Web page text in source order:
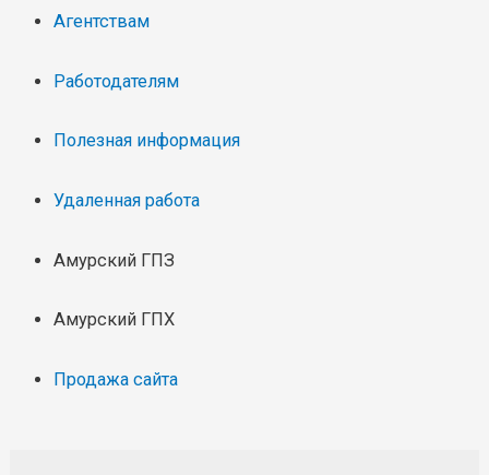
Агентствам
Работодателям
Полезная информация
Удаленная работа
Амурский ГПЗ
Амурский ГПХ
Продажа сайта